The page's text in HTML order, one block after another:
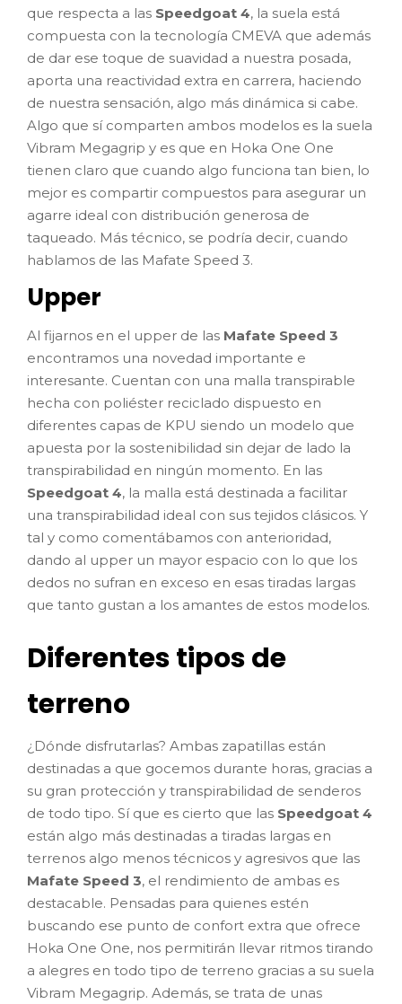
que respecta a las Speedgoat 4, la suela está
compuesta con la tecnología CMEVA que además
de dar ese toque de suavidad a nuestra posada,
aporta una reactividad extra en carrera, haciendo
de nuestra sensación, algo más dinámica si cabe.
Algo que sí comparten ambos modelos es la suela
Vibram Megagrip y es que en Hoka One One
tienen claro que cuando algo funciona tan bien, lo
mejor es compartir compuestos para asegurar un
agarre ideal con distribución generosa de
taqueado. Más técnico, se podría decir, cuando
hablamos de las Mafate Speed 3.
Upper
Al fijarnos en el upper de las Mafate Speed 3
encontramos una novedad importante e
interesante. Cuentan con una malla transpirable
hecha con poliéster reciclado dispuesto en
diferentes capas de KPU siendo un modelo que
apuesta por la sostenibilidad sin dejar de lado la
transpirabilidad en ningún momento. En las
Speedgoat 4, la malla está destinada a facilitar
una transpirabilidad ideal con sus tejidos clásicos. Y
tal y como comentábamos con anterioridad,
dando al upper un mayor espacio con lo que los
dedos no sufran en exceso en esas tiradas largas
que tanto gustan a los amantes de estos modelos.
Diferentes tipos de
terreno
¿Dónde disfrutarlas? Ambas zapatillas están
destinadas a que gocemos durante horas, gracias a
su gran protección y transpirabilidad de senderos
de todo tipo. Sí que es cierto que las Speedgoat 4
están algo más destinadas a tiradas largas en
terrenos algo menos técnicos y agresivos que las
Mafate Speed 3, el rendimiento de ambas es
destacable. Pensadas para quienes estén
buscando ese punto de confort extra que ofrece
Hoka One One, nos permitirán llevar ritmos tirando
a alegres en todo tipo de terreno gracias a su suela
Vibram Megagrip. Además, se trata de unas